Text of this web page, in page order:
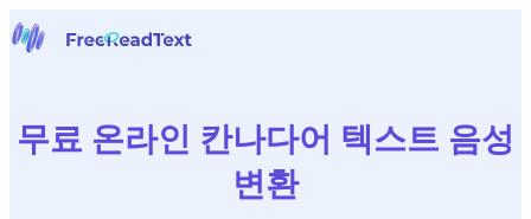
음성을 텍스트로
도구
무료 온라인 칸나다어 텍스트 음성
변환